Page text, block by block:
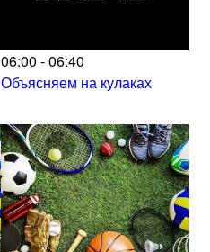
06:00 - 06:40
Объясняем на кулаках